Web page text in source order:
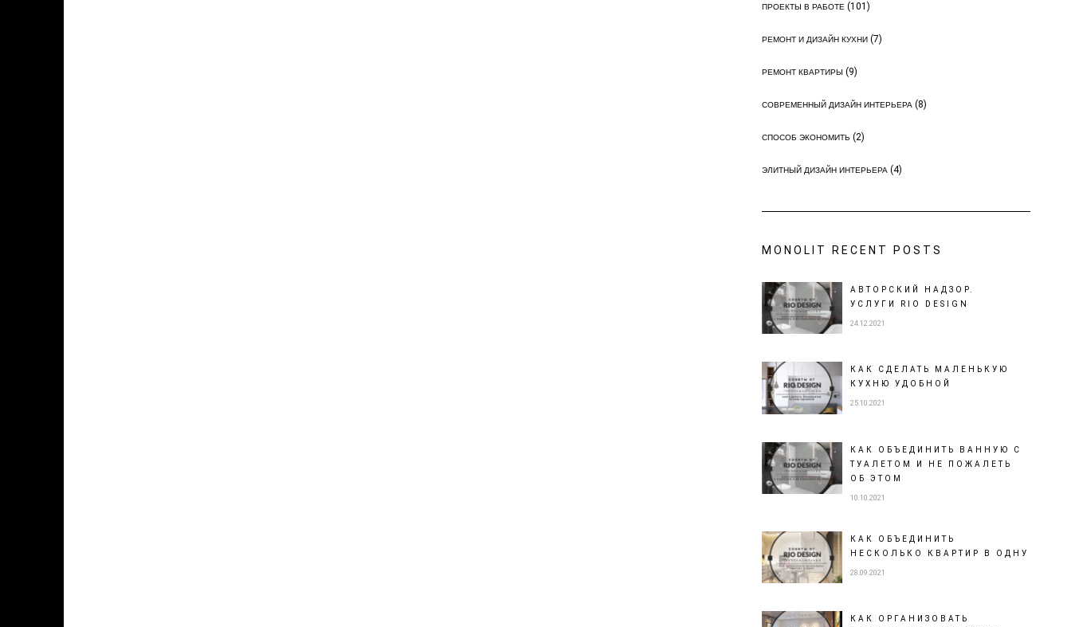
ПРОЕКТЫ В РАБОТЕ(101)
РЕМОНТ И ДИЗАЙН КУХНИ(7)
РЕМОНТ КВАРТИРЫ (9)
СОВРЕМЕННЫЙ ДИЗАЙН ИНТЕРЬЕРА(8)
СПОСОБ ЭКОНОМИТЬ (2)
ЭЛИТНЫЙ ДИЗАЙН ИНТЕРЬЕРА(4)
MONOLIT RECENT POSTS
АВТОРСКИЙ НАДЗОР.
УСЛУГИ RIO DESIGN
24.12.2021
КАК СДЕЛАТЬ МАЛЕНЬКУЮ
КУХНЮ УДОБНОЙ
25.10.2021
КАК ОБЪЕДИНИТЬ ВАННУЮ С
ТУАЛЕТОМ И НЕ ПОЖАЛЕТЬ
ОБ ЭТОМ
10.10.2021
КАК ОБЪЕДИНИТЬ
НЕСКОЛЬКО КВАРТИР В ОДНУ
28.09.2021
КАК ОРГАНИЗОВАТЬ